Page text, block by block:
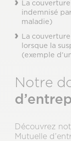
La
indemnisé
maladie)
La
lorsque la
(exemple
Notre
Découvrez
Mutuelle